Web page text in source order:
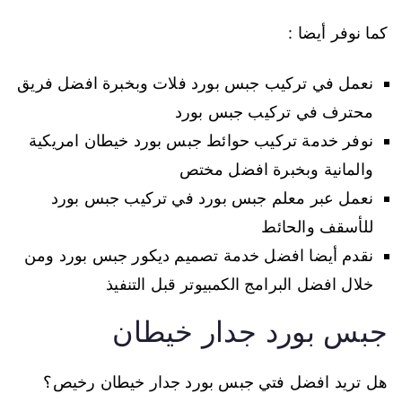
كما نوفر أيضا :
نعمل في تركيب جبس بورد فلات وبخبرة افضل فريق
محترف في تركيب جبس بورد
نوفر خدمة تركيب حوائط جبس بورد خيطان امريكية
والمانية وبخبرة افضل مختص
نعمل عبر معلم جبس بورد في تركيب جبس بورد
للأسقف والحائط
نقدم أيضا افضل خدمة تصميم ديكور جبس بورد ومن
خلال افضل البرامج الكمبيوتر قبل التنفيذ
جبس بورد جدار خيطان
هل تريد افضل فتي جبس بورد جدار خيطان رخيص؟